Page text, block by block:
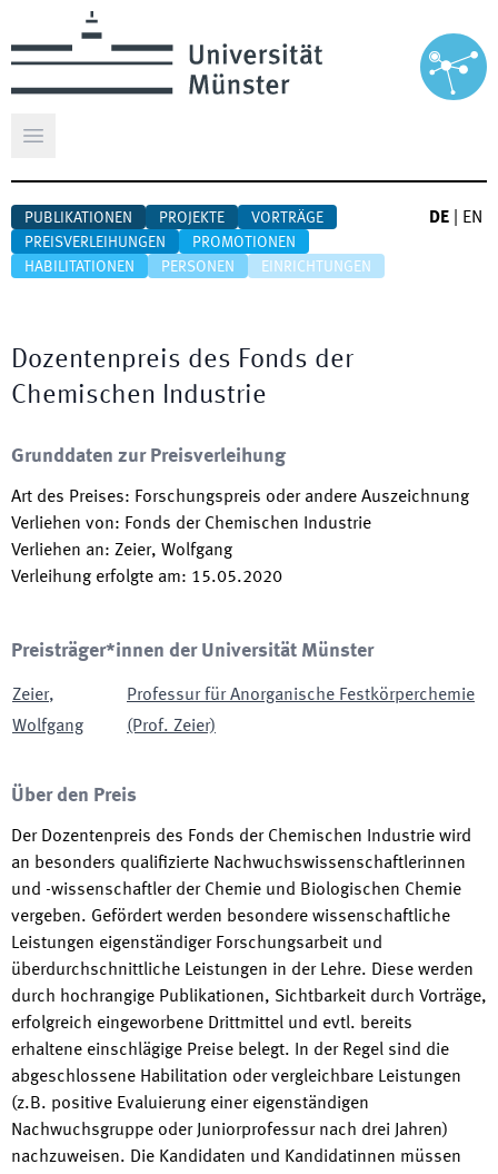
Hauptmenü öffnen
PUBLIKATIONEN PROJEKTE
VORTRÄGE
PREISVERLEIHUNGEN
PROMOTIONEN
HABILITATIONEN
PERSONEN EINRICHTUNGEN
DE EN
Dozentenpreis des Fonds der
Chemischen Industrie
Grunddaten zur Preisverleihung
Art des Preises: Forschungspreis oder andere Auszeichnung
Verliehen von: Fonds der Chemischen Industrie
Verliehen an: Zeier, Wolfgang
Verleihung erfolgte am: 15.05.2020
Preisträger*innen der Universität Münster
Zeier,
Wolfgang
Professur für Anorganische Festkörperchemie
(Prof. Zeier)
Über den Preis
Der Dozentenpreis des Fonds der Chemischen Industrie wird
an besonders qualifizierte Nachwuchswissenschaftlerinnen
und -wissenschaftler der Chemie und Biologischen Chemie
vergeben. Gefördert werden besondere wissenschaftliche
Leistungen eigenständiger Forschungsarbeit und
überdurchschnittliche Leistungen in der Lehre. Diese werden
durch hochrangige Publikationen, Sichtbarkeit durch Vorträge,
erfolgreich eingeworbene Drittmittel und evtl. bereits
erhaltene einschlägige Preise belegt. In der Regel sind die
abgeschlossene Habilitation oder vergleichbare Leistungen
(z.B. positive Evaluierung einer eigenständigen
Nachwuchsgruppe oder Juniorprofessur nach drei Jahren)
nachzuweisen. Die Kandidaten und Kandidatinnen müssen